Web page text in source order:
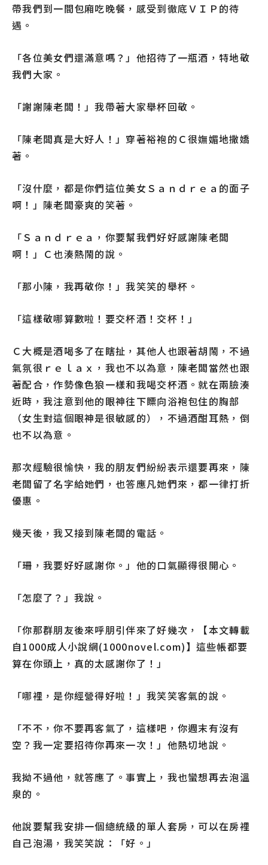
帶我們到一間包廂吃晚餐，感受到徹底ＶＩＰ的待
遇。
「各位美女們還滿意嗎？」他招待了一瓶酒，特地敬
我們大家。
「謝謝陳老闆！」我帶著大家舉杯回敬。
「陳老闆真是大好人！」穿著裕袍的Ｃ很嫵媚地撒嬌
著。
「沒什麼，都是你們這位美女Ｓａｎｄｒｅａ的面子
啊！」陳老闆豪爽的笑著。
「Ｓａｎｄｒｅａ，你要幫我們好好感謝陳老闆
啊！」Ｃ也湊熱鬧的說。
「那小陳，我再敬你！」我笑笑的舉杯。
「這樣敬哪算數啦！要交杯酒！交杯！」
Ｃ大概是酒喝多了在瞎扯，其他人也跟著胡鬧，不過
氣氛很ｒｅｌａｘ，我也不以為意，陳老闆當然也跟
著配合，作勢像色狼一樣和我喝交杯酒。就在兩臉湊
近時，我注意到他的眼神往下瞟向浴袍包住的胸部
（女生對這個眼神是很敏感的），不過酒酣耳熱，倒
也不以為意。
那次經驗很愉快，我的朋友們紛紛表示還要再來，陳
老闆留了名字給她們，也答應凡她們來，都一律打折
優惠。
幾天後，我又接到陳老闆的電話。
「珊，我要好好感謝你。」他的口氣顯得很開心。
「怎麼了？」我說。
「你那群朋友後來呼朋引伴來了好幾次，【本文轉載
自1000成人小說網(1000novel.com)】這些帳都要
算在你頭上，真的太感謝你了！」
「哪裡，是你經營得好啦！」我笑笑客氣的說。
「不不，你不要再客氣了，這樣吧，你週末有沒有
空？我一定要招待你再來一次！」他熱切地說。
我拗不過他，就答應了。事實上，我也蠻想再去泡溫
泉的。
他說要幫我安排一個總統級的單人套房，可以在房裡
自己泡湯，我笑笑說：「好。」